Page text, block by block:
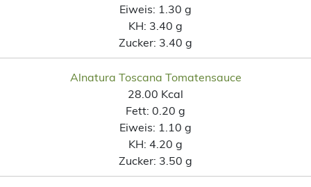
Eiweis: 1.30 g
KH: 3.40 g
Zucker: 3.40 g
Alnatura Toscana Tomatensauce
28.00 Kcal
Fett: 0.20 g
Eiweis: 1.10 g
KH: 4.20 g
Zucker: 3.50 g